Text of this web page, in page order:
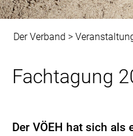
Der Verband >
Fachtagung
Der VÖEH hat sich